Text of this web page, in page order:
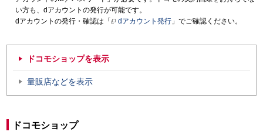
い方も、dアカウントの発行が可能です。
dアカウントの発行・確認は「
dアカウント発行 」でご確認ください。
ドコモショップを表示
量販店などを表示
ドコモショップ